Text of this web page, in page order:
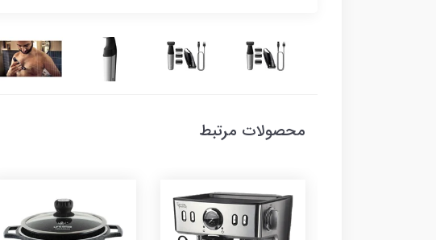
محصولات مرتبط